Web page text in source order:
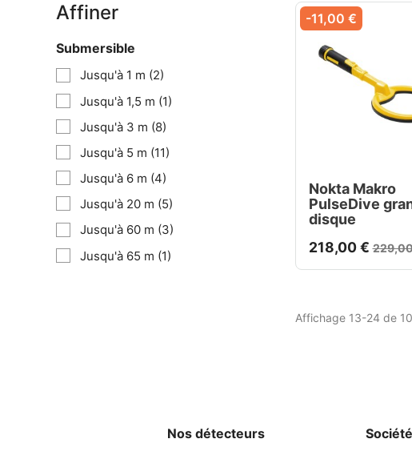
Affiner
Submersible
Jusqu'à 1 m (2)
Jusqu'à 1,5 m (1)
Jusqu'à 3 m (8)
Jusqu'à 5 m (11)
Jusqu'à 6 m (4)
Jusqu'à 20 m (5)
Jusqu'à 60 m (3)
Jusqu'à 65 m (1)
Nokta Makro
PulseDive
disque
218,00 €
-11,00 €
Affichage 13-24 de
Nos détecteurs Société